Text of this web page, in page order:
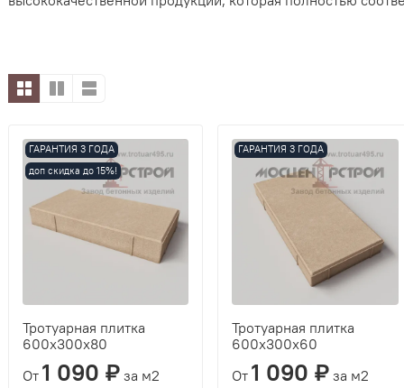
ГАРАНТИЯ 3 ГОДА
доп скидка до 15%!
Тротуарная плитка
600х300х80
От 1 090 ₽ за м2
ГАРАНТИЯ 3 ГОДА
Тротуарная плитка
600х300х60
От 1 090 ₽ за м2